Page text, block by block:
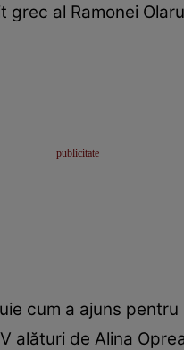
grec al Ramonei
cum a ajuns
alături de Alina